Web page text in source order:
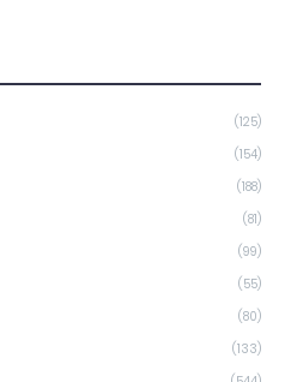
(125)
(154)
(188)
(81)
(99)
(55)
(80)
(133)